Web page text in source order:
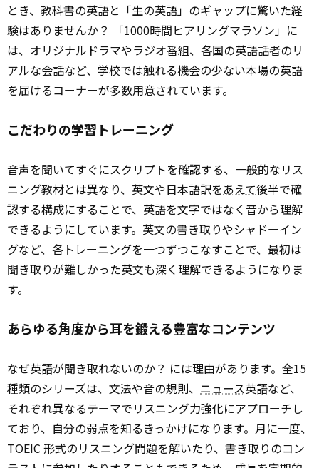
とき、教科書の英語と「生の英語」のギャップに驚いた経
験はありませんか？ 「1000時間ヒアリングマラソン」に
は、オリジナルドラマやラジオ番組、各国の英語話者のリ
アルな会話など、学校では触れる機会の少ない本場の英語
を届けるコーナーが多数用意されています。
こだわりの学習トレーニング
音声を聞いてすぐにスクリプトを確認する、一般的なリス
ニング教材とは異なり、英文や日本語訳をあえて後半で確
認する構成にすることで、英語を文字ではなく音から理解
できるようにしています。英文の書き取りやシャドーイン
グなど、各トレーニングを一つずつこなすことで、最初は
聞き取りが難しかった英文も深く理解できるようになりま
す。
あらゆる角度から耳を鍛える豊富なコンテンツ
なぜ英語が聞き取れないのか？ には理由があります。全15
種類のシリーズは、文法や音の規則、 ニュース英語など、
それぞれ異なるテーマでリスニング力強化にアプローチし
ており、自分の弱点を知るきっかけになります。月に一度、
TOEIC 形式のリスニング問題を解いたり、書き取りのコン